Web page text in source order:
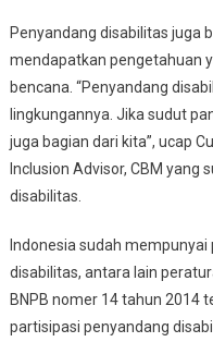
Penyandang disabilitas juga
mendapatkan pengetahuan
bencana. “Penyandang
lingkungannya. Jika sudut
juga bagian dari kita”, ucap
Inclusion Advisor, CBM yang
disabilitas.
Indonesia sudah
disabilitas, antara lain
BNPB nomer 14 tahun 2014
partisipasi penyandang